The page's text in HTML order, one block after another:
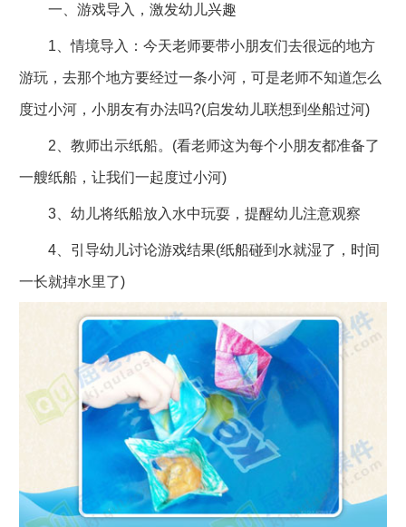
一、游戏导入，激发幼儿兴趣
1、情境导入：今天老师要带小朋友们去很远的地方
游玩，去那个地方要经过一条小河，可是老师不知道怎么
度过小河，小朋友有办法吗?(启发幼儿联想到坐船过河)
2、教师出示纸船。(看老师这为每个小朋友都准备了
一艘纸船，让我们一起度过小河)
3、幼儿将纸船放入水中玩耍，提醒幼儿注意观察
4、引导幼儿讨论游戏结果(纸船碰到水就湿了，时间
一长就掉水里了)